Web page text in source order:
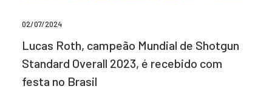
02/07/2024
Lucas Roth, campeão Mundial de Shotgun
Standard Overall 2023, é recebido com
festa no Brasil